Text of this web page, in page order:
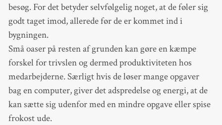
besøg. For det betyder selvfølgelig noget, at de føler sig
godt taget imod, allerede før de er kommet ind i
bygningen.
Små oaser på resten af grunden kan gøre en kæmpe
forskel for trivslen og dermed produktiviteten hos
medarbejderne. Særligt hvis de løser mange opgaver
bag en computer, giver det adspredelse og energi, at de
kan sætte sig udenfor med en mindre opgave eller spise
frokost ude.